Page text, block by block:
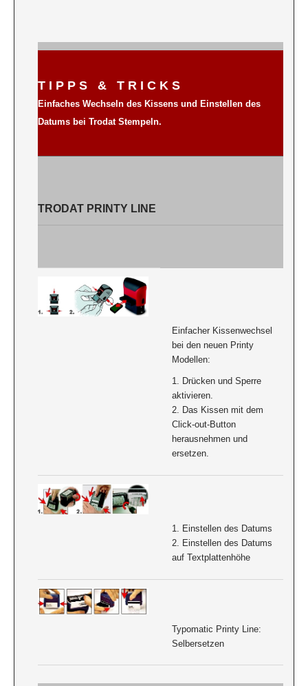
T I P P S & T R I C K S
Einfaches Wechseln des Kissens und Einstellen des
Datums bei Trodat Stempeln.
TRODAT PRINTY LINE
Einfacher Kissenwechsel
bei den neuen Printy
Modellen:
1. Drücken und Sperre
aktivieren.
2. Das Kissen mit dem
Click-out-Button
herausnehmen und
ersetzen.
1. Einstellen des Datums
2. Einstellen des Datums
auf Textplattenhöhe
Typomatic Printy Line:
Selbersetzen